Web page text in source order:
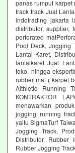
panas rumput
track track Jual
indotrading jakarta
distributor, supplier,
perforated
Pool Deck, Jogging
Lantai Karet,
lantaikaret Jual
toko, hingga
rubber mat ( karpet
Althletic Running
KONTRAKTOR
menawarkan
jogging running
yaitu SigmaTurf
Jogging Track,
Distributor Rubber
Rubber Jogging